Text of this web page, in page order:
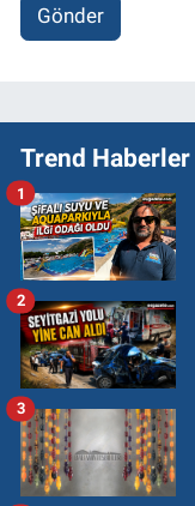
Gönder
Trend Haberler
1
2
3